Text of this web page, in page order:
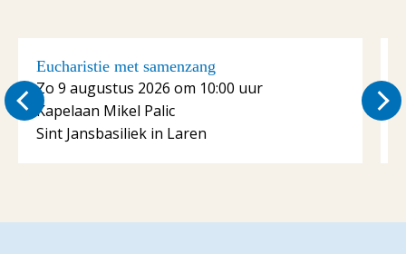
Eucharistie met samenzang
Zo 9 augustus 2026 om 10:00 uur
Kapelaan Mikel Palic
Sint Jansbasiliek in Laren